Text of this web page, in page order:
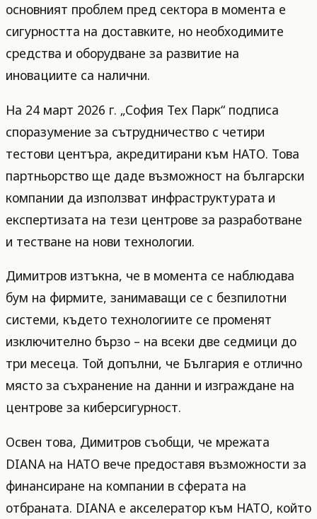
основният проблем пред сектора в момента е
сигурността на доставките, но необходимите
средства и оборудване за развитие на
иновациите са налични.
На 24 март 2026 г. „София Тех Парк“ подписа
споразумение за сътрудничество с четири
тестови центъра, акредитирани към НАТО. Това
партньорство ще даде възможност на български
компании да използват инфраструктурата и
експертизата на тези центрове за разработване
и тестване на нови технологии.
Димитров изтъкна, че в момента се наблюдава
бум на фирмите, занимаващи се с безпилотни
системи, където технологиите се променят
изключително бързо – на всеки две седмици до
три месеца. Той допълни, че България е отлично
място за съхранение на данни и изграждане на
центрове за киберсигурност.
Освен това, Димитров съобщи, че мрежата
DIANA на НАТО вече предоставя възможности за
финансиране на компании в сферата на
отбраната. DIANA е акселератор към НАТО, който